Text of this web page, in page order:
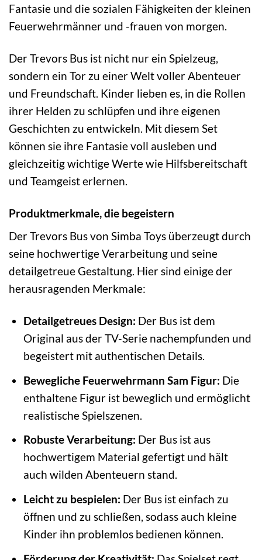
Fantasie und die sozialen Fähigkeiten der kleinen
Feuerwehrmänner und -frauen von morgen.
Der Trevors Bus ist nicht nur ein Spielzeug,
sondern ein Tor zu einer Welt voller Abenteuer
und Freundschaft. Kinder lieben es, in die Rollen
ihrer Helden zu schlüpfen und ihre eigenen
Geschichten zu entwickeln. Mit diesem Set
können sie ihre Fantasie voll ausleben und
gleichzeitig wichtige Werte wie Hilfsbereitschaft
und Teamgeist erlernen.
Produktmerkmale, die begeistern
Der Trevors Bus von Simba Toys überzeugt durch
seine hochwertige Verarbeitung und seine
detailgetreue Gestaltung. Hier sind einige der
herausragenden Merkmale:
Detailgetreues Design: Der Bus ist dem
Original aus der TV-Serie nachempfunden und
begeistert mit authentischen Details.
Bewegliche Feuerwehrmann Sam Figur: Die
enthaltene Figur ist beweglich und ermöglicht
realistische Spielszenen.
Robuste Verarbeitung: Der Bus ist aus
hochwertigem Material gefertigt und hält
auch wilden Abenteuern stand.
Leicht zu bespielen: Der Bus ist einfach zu
öffnen und zu schließen, sodass auch kleine
Kinder ihn problemlos bedienen können.